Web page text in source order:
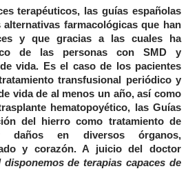
terapéuticos, las guías españolas
farmacológicas que han
y que gracias a las cuales ha
de las personas con SMD y
vida. Es el caso de los pacientes
transfusional periódico y
vida de al menos un año, así como
hematopoyético, las Guías
del hierro como tratamiento de
daños en diversos órganos,
y corazón. A juicio del doctor
disponemos de terapias capaces de